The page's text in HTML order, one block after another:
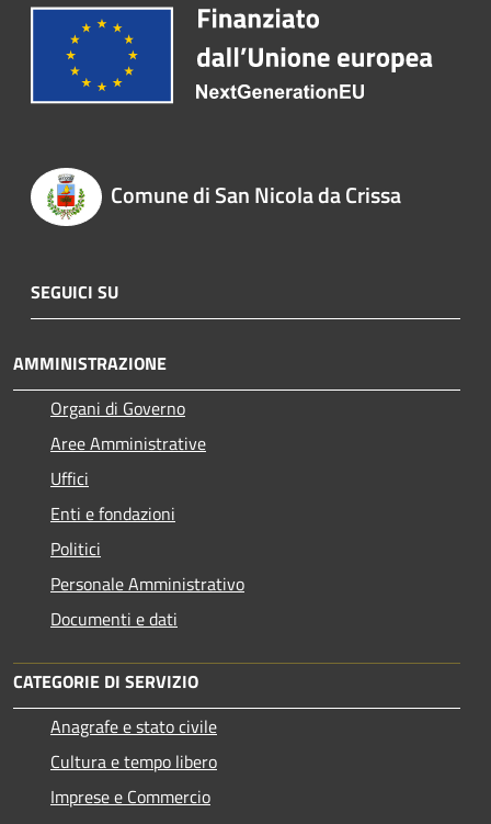
Comune di San Nicola da Crissa
SEGUICI SU
AMMINISTRAZIONE
Organi di Governo
Aree Amministrative
Uffici
Enti e fondazioni
Politici
Personale Amministrativo
Documenti e dati
CATEGORIE DI SERVIZIO
Anagrafe e stato civile
Cultura e tempo libero
Imprese e Commercio